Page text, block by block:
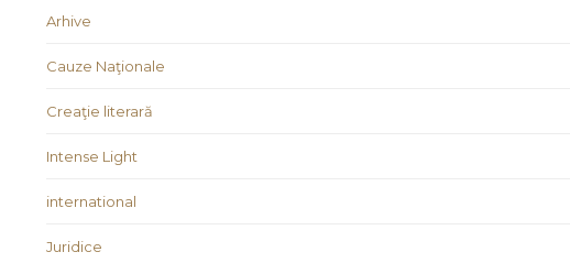
Arhive
Cauze Naţionale
Creaţie literară
Intense Light
international
Juridice